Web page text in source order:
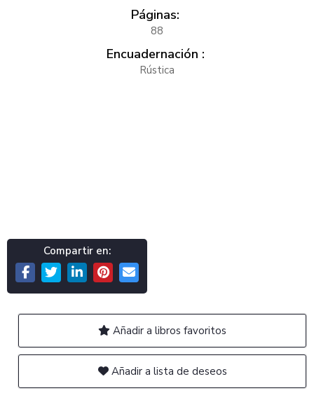
Páginas:
88
Encuadernación :
Rústica
Compartir en:
Añadir a libros favoritos
Añadir a lista de deseos